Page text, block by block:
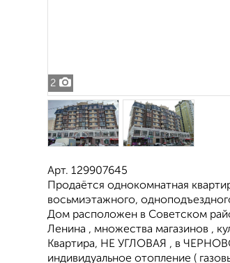
2
Арт. 129907645
Продаётся однокомнатная
восьмиэтажного,
Дом расположен в Советском
Ленина , множества магазинов ,
Квартира, НЕ УГЛОВАЯ , в
индивидуальное отопление (